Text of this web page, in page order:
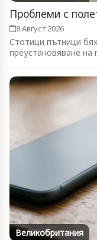
Проблеми с
8 Август 2026
Стотици пътници
преустановяване
Великобритания